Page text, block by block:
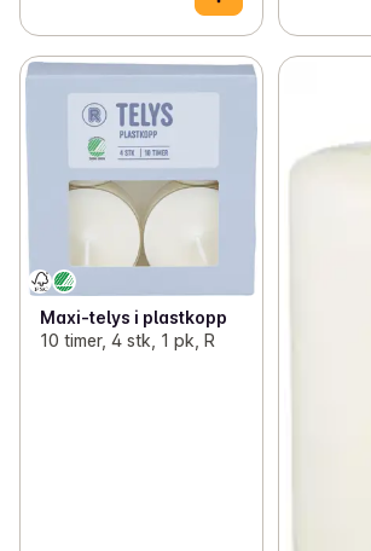
Maxi-telys i plastkopp
10 timer, 4 stk, 1 pk, R